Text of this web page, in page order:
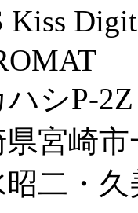
Kiss
シP-2Z
宮崎
・久